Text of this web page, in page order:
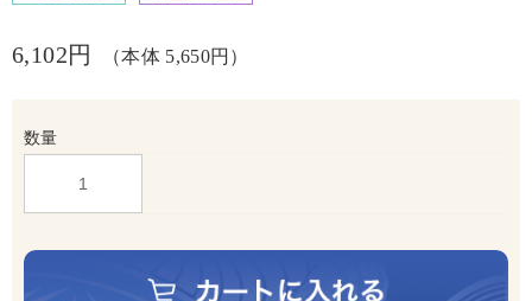
6,102円 （本体 5,650円）
数量